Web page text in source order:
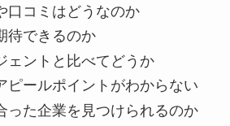
口コミはどうなのか
待できるのか
ェントと比べてどうか
ピールポイントがわからない
った企業を見つけられるのか